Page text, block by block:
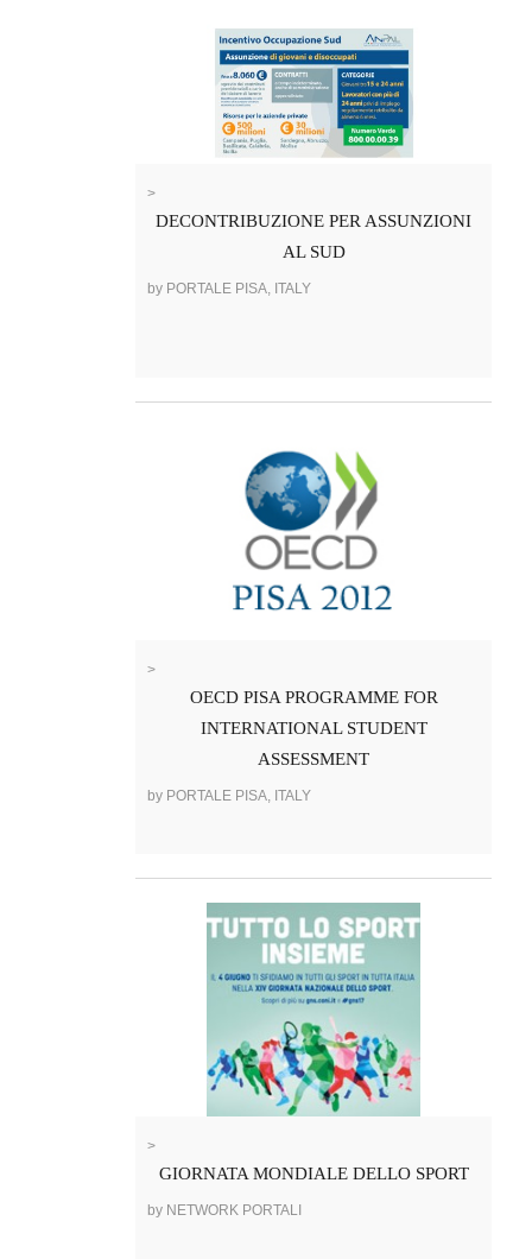
>
DECONTRIBUZIONE PER ASSUNZIONI
AL SUD
by PORTALE PISA, ITALY
>
OECD PISA PROGRAMME FOR
INTERNATIONAL STUDENT
ASSESSMENT
by PORTALE PISA, ITALY
>
GIORNATA MONDIALE DELLO SPORT
by NETWORK PORTALI